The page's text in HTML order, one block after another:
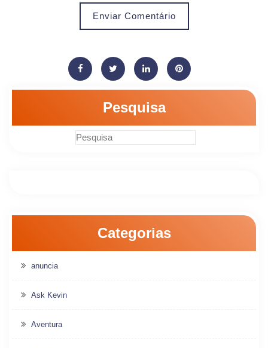
Enviar Comentário
Pesquisa
Categorias
anuncia
Ask Kevin
Aventura